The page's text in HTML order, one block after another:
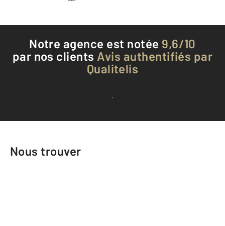
Notre agence est notée 9,6/10
par nos clients Avis authentifiés par
Qualitelis
Voir tous les avis clients
Nous trouver